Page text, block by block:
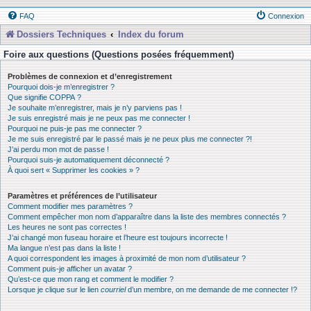
FAQ Connexion
Dossiers Techniques
Index du forum
Foire aux questions (Questions posées fréquemment)
Problèmes de connexion et d’enregistrement
Pourquoi dois-je m’enregistrer ?
Que signifie COPPA ?
Je souhaite m’enregistrer, mais je n’y parviens pas !
Je suis enregistré mais je ne peux pas me connecter !
Pourquoi ne puis-je pas me connecter ?
Je me suis enregistré par le passé mais je ne peux plus me connecter ?!
J’ai perdu mon mot de passe !
Pourquoi suis-je automatiquement déconnecté ?
À quoi sert « Supprimer les cookies » ?
Paramètres et préférences de l’utilisateur
Comment modifier mes paramètres ?
Comment empêcher mon nom d’apparaître dans la liste des membres connectés ?
Les heures ne sont pas correctes !
J’ai changé mon fuseau horaire et l’heure est toujours incorrecte !
Ma langue n’est pas dans la liste !
A quoi correspondent les images à proximité de mon nom d’utilisateur ?
Comment puis-je afficher un avatar ?
Qu’est-ce que mon rang et comment le modifier ?
Lorsque je clique sur le lien courrield’un membre, on me demande de me connecter !?